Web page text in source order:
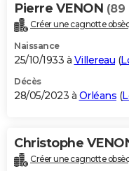
Pierre VENON (89
Créer une cagnotte
Naissance
25/10/1933 à Villereau (
Décès
28/05/2023 à Orléans (
Christophe
Créer une cagnotte